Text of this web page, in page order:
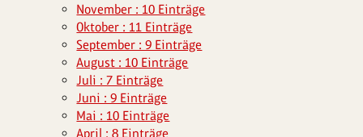
November : 10 Einträge
Oktober : 11 Einträge
September : 9 Einträge
August : 10 Einträge
Juli : 7 Einträge
Juni : 9 Einträge
Mai : 10 Einträge
April : 8 Einträge